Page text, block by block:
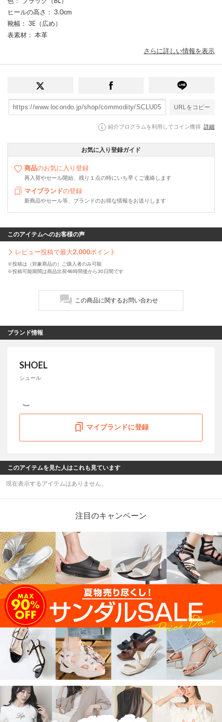
ヒールの高さ ： 3.0cm
靴幅 ： 3E（広め）
表素材 ： 本革
さらに詳しい情報を表示
URLをコピー
紹介プログラムを利用してコイン獲得 詳細
お気に入り登録ガイド
商品のお気に入り登録
再入荷やセール開始、残り１点の時にいち早くご連絡します
マイブランドの登録
新商品やセール等、ブランドのお得な情報をお送りします
このアイテムへのお客様の声
レビュー投稿で最大2,000ポイント
※投稿は（対象商品の）ご購入者のみ可能
※投稿可能期間は商品出荷48時間後から30日間です
この商品に関するお問い合わせ
ブランド情報
SHOEL
シュール
マイブランドに登録
このアイテムを見た人はこれも見ています
現在表示するアイテムはありません。
注目のキャンペーン